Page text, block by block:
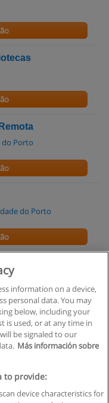
do Porto
do Porto
do Porto
information on a device,
personal data. You may
below, including your
is used, or at any time in
be signaled to our
Más información sobre
to provide:
device characteristics for